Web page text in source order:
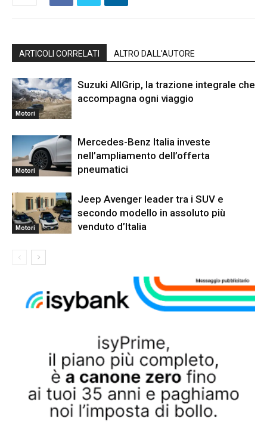
ARTICOLI CORRELATI ALTRO DALL'AUTORE
Motori
Suzuki AllGrip, la trazione integrale che
accompagna ogni viaggio
Motori
Mercedes-Benz Italia investe
nell’ampliamento dell’offerta
pneumatici
Motori
Jeep Avenger leader tra i SUV e
secondo modello in assoluto più
venduto d’Italia